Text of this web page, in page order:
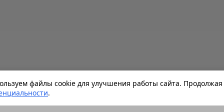
файлы cookie для улучшения работы сайта.
.